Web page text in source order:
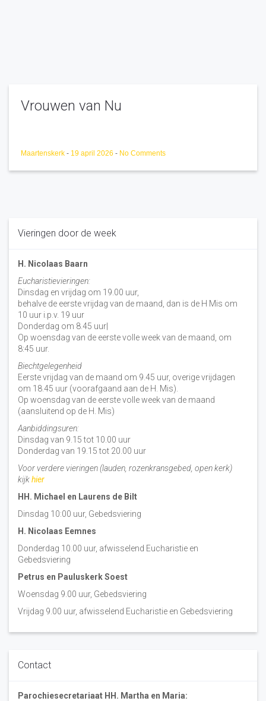
Vrouwen van Nu
Maartenskerk - 19 april 2026 - No Comments
Vieringen door de week
H. Nicolaas Baarn
Eucharistievieringen:
Dinsdag en vrijdag om 19.00 uur,
behalve de eerste vrijdag van de maand, dan is de H Mis om
10 uur i.p.v. 19 uur
Donderdag om 8.45 uur|
Op woensdag van de eerste volle week van de maand, om
8:45 uur.
Biechtgelegenheid
Eerste vrijdag van de maand om 9.45 uur, overige vrijdagen
om 18.45 uur (voorafgaand aan de H. Mis).
Op woensdag van de eerste volle week van de maand
(aansluitend op de H. Mis)
Aanbiddingsuren:
Dinsdag van 9.15 tot 10.00 uur
Donderdag van 19.15 tot 20.00 uur
Voor verdere vieringen (lauden, rozenkransgebed, open kerk)
kijkhier
HH. Michael en Laurens de Bilt
Dinsdag 10:00 uur, Gebedsviering
H. Nicolaas Eemnes
Donderdag 10.00 uur, afwisselend Eucharistie en
Gebedsviering
Petrus en Pauluskerk Soest
Woensdag 9.00 uur, Gebedsviering
Vrijdag 9.00 uur, afwisselend Eucharistie en Gebedsviering
Contact
Parochiesecretariaat HH. Martha en Maria: